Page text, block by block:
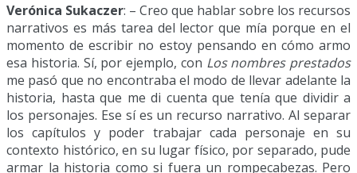
Verónica Sukaczer: – Creo que hablar sobre los recursos
narrativos es más tarea del lector que mía porque en el
momento de escribir no estoy pensando en cómo armo
esa historia. Sí, por ejemplo, con Los nombres prestados
me pasó que no encontraba el modo de llevar adelante la
historia, hasta que me di cuenta que tenía que dividir a
los personajes. Ese sí es un recurso narrativo. Al separar
los capítulos y poder trabajar cada personaje en su
contexto histórico, en su lugar físico, por separado, pude
armar la historia como si fuera un rompecabezas. Pero